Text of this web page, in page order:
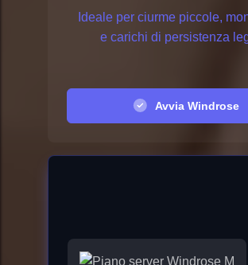
Ideale per ciurme piccole,
e carichi di persistenza
Avvia Windrose